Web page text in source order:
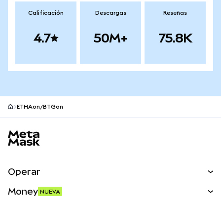
Calificación
4.7
Descargas
50M+
Reseñas
75.8K
ETHAon/BTGon
Operar
Money NUEVA